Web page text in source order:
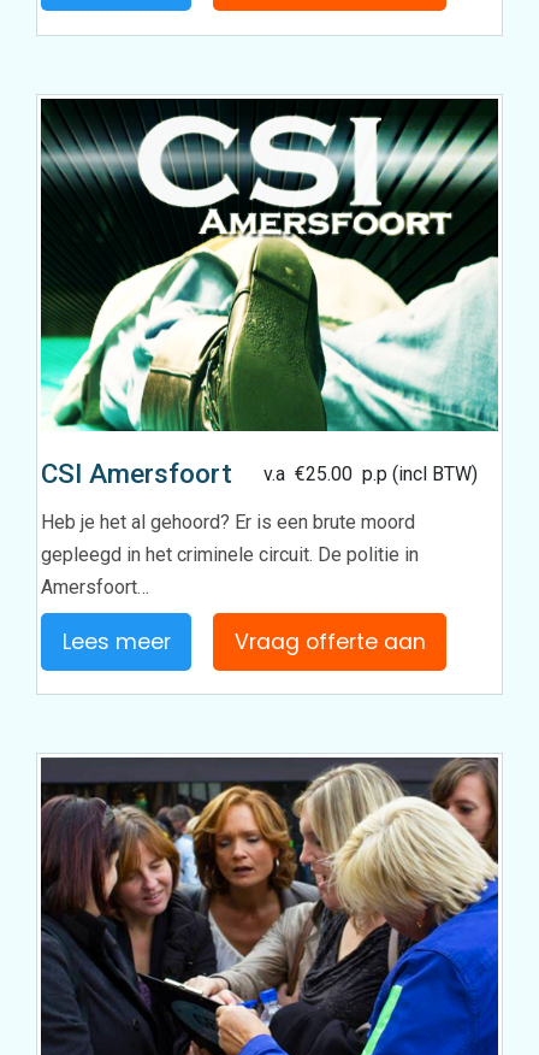
CSI Amersfoort v.a €25.00p.p (incl BTW)
Heb je het al gehoord? Er is een brute moord
gepleegd in het criminele circuit. De politie in
Amersfoort…
Lees meer Vraag offerte aan